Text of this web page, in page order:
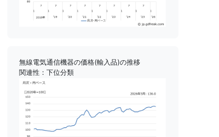
無線電気通信機器の価格(輸入品)の推移
関連性：下位分類